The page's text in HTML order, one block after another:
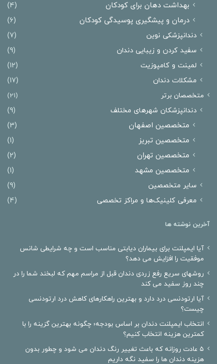
بهداشت دهان برای کودکان
(4)
درمان و پیشگیری پوسیدگی کودکان
(6)
دندانپزشکی نوین
(7)
سفید کردن و زیبایی دندان
(9)
لمینت و کامپوزیت
(12)
مشکلات دندان
(17)
متخصصان برتر (21)
دندانپزشکان شهرهای مختلف
(9)
متخصصین اصفهان
(3)
متخصصین تبریز
(1)
متخصصین تهران
(2)
متخصصین مشهد
(1)
سایر متخصصین
(9)
معرفی کلینیک‌ها و مراکز تخصصی
(4)
آخرین نوشته ها
آیا ایمپلنت برای بیماران دیابتی مناسب است و چه شرایطی شانس
موفقیت را افزایش می دهد؟
روشهای سریع رفع زردی دندان قبل از مراسم مهم که لبخند شما را در
چند روز سفید می کند
آیا ارتودنسی درد دارد و بهترین راهکارهای کاهش درد ارتودنسی
چیست؟
انتخاب ایمپلنت دندان بر اساس بودجه؛ چگونه بهترین گزینه را با
کمترین هزینه انتخاب کنیم؟
۵ عادت روزانه که باعث تغییر رنگ دندان می شود و چطور بدون
هزینه دندان ها را سفید نگه داریم